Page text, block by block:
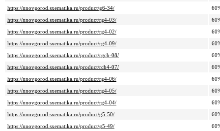
https://nnovgorod.sxematika.ru/product/g6-34/
https://nnovgorod.sxematika.ru/product/rg4-03/
https://nnovgorod.sxematika.ru/product/rg4-02/
https://nnovgorod.sxematika.ru/product/rg4-09/
https://nnovgorod.sxematika.ru/product/rgch-08/
https://nnovgorod.sxematika.ru/product/rch4-07/
https://nnovgorod.sxematika.ru/product/rg4-06/
https://nnovgorod.sxematika.ru/product/rg4-05/
https://nnovgorod.sxematika.ru/product/rg4-04/
https://nnovgorod.sxematika.ru/product/g5-50/
https://nnovgorod.sxematika.ru/product/g5-49/